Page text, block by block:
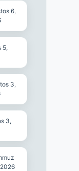
6,
5,
3,
3,